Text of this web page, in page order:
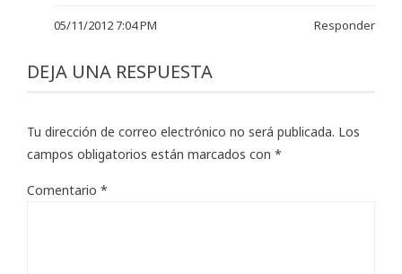
05/11/2012 7:04 PM Responder
DEJA UNA RESPUESTA
Tu dirección de correo electrónico no será publicada. Los
campos obligatorios están marcados con *
Comentario *